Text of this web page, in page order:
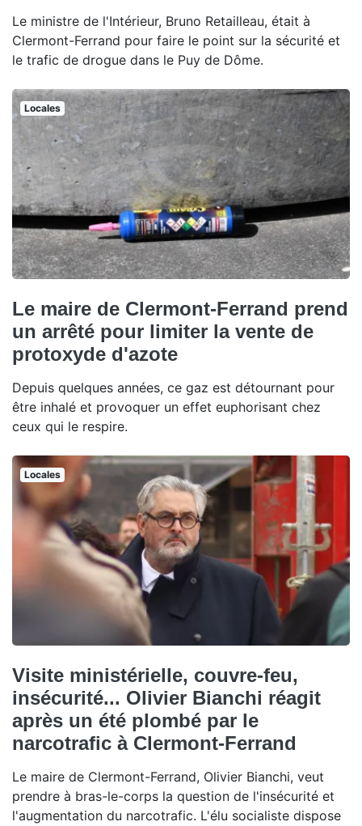
Le ministre de l'Intérieur, Bruno Retailleau, était à
Clermont-Ferrand pour faire le point sur la sécurité et
le trafic de drogue dans le Puy de Dôme.
Locales
Le maire de Clermont-Ferrand prend
un arrêté pour limiter la vente de
protoxyde d'azote
Depuis quelques années, ce gaz est détournant pour
être inhalé et provoquer un effet euphorisant chez
ceux qui le respire.
Locales
Visite ministérielle, couvre-feu,
insécurité... Olivier Bianchi réagit
après un été plombé par le
narcotrafic à Clermont-Ferrand
Le maire de Clermont-Ferrand, Olivier Bianchi, veut
prendre à bras-le-corps la question de l'insécurité et
l'augmentation du narcotrafic. L'élu socialiste dispose